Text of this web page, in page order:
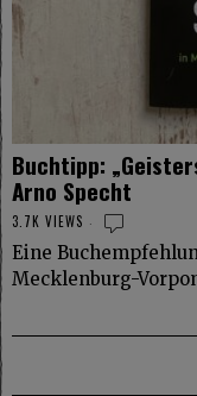
Buchtipp:
Arno Specht
3.7K VIEWS
Eine
Mecklenburg-